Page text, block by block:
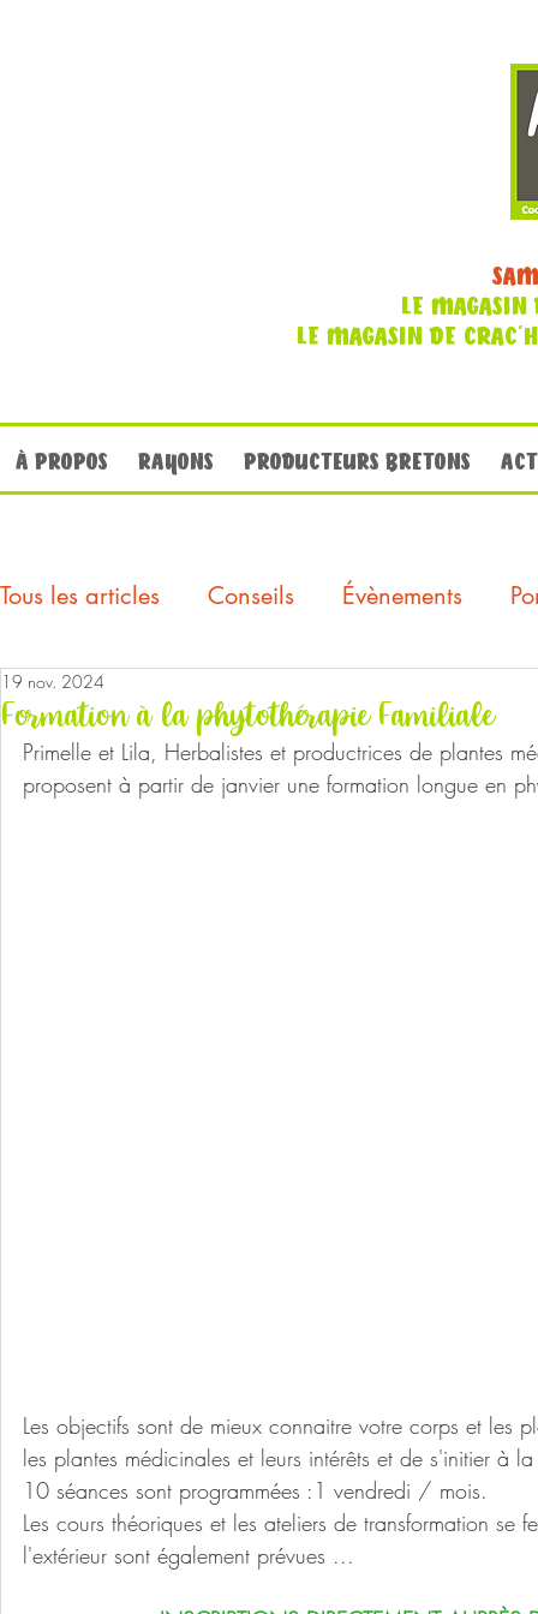
LE MAGASIN
LE MAGASIN DE
À PROPOS RAYONS PRODUCTEURS BRETONS
Tous les articles Conseils Évènements
Formation à la phytothérapie Familiale
19 nov. 2024
Primelle et Lila, Herbalistes et productrices de plantes
proposent à partir de janvier une formation longue en
Les objectifs sont de mieux connaitre votre corps et
les plantes médicinales et leurs intérêts et de s'initier à
10 séances sont programmées :1 vendredi / mois.
Les cours théoriques et les ateliers de transformation
l'extérieur sont également prévues ...